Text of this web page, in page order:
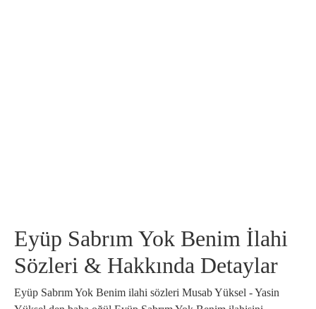
Eyüp Sabrım Yok Benim İlahi
Sözleri & Hakkında Detaylar
Eyüp Sabrım Yok Benim ilahi sözleri Musab Yüksel - Yasin